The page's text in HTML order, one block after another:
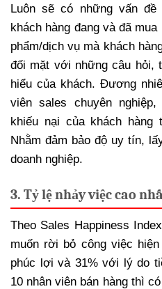
Luôn sẽ có những vấn
khách hàng đang và đã
phẩm/dịch vụ mà khách
đối mặt với những câu hỏi,
hiểu của khách. Đương
viên sales chuyên
khiếu nại của khách hàng
Nhằm đảm bảo độ uy tín,
doanh nghiệp.
3. Tỷ lệ nhảy việc cao
Theo Sales Happiness
muốn rời bỏ công việc
phúc lợi và 31% với lý do
10 nhân viên bán hàng thì